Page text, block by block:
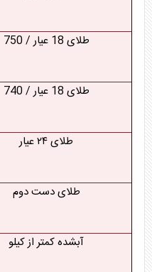
طلای 18 عیار / 750
طلای 18 عیار / 740
طلای ۲۴ عیار
طلای دست دوم
آبشده کمتر از کیلو